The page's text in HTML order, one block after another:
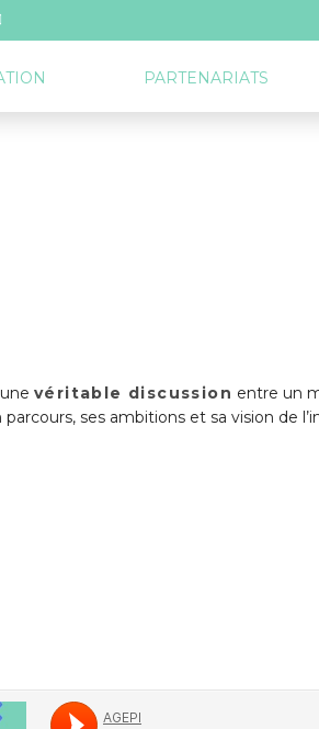
PARTENARIATS
véritable discussion entre un
parcours, ses ambitions et sa vision de